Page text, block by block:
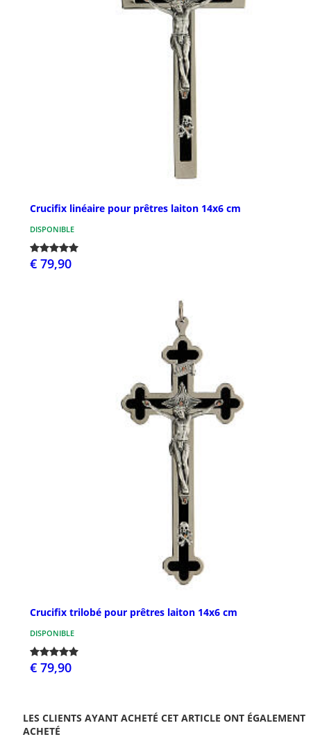
Crucifix linéaire pour prêtres laiton 14x6 cm
DISPONIBLE
€ 79,90
Crucifix trilobé pour prêtres laiton 14x6 cm
DISPONIBLE
€ 79,90
LES CLIENTS AYANT ACHETÉ CET ARTICLE ONT ÉGALEMENT
ACHETÉ